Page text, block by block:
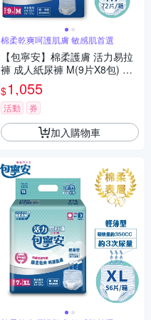
棉柔乾爽呵護肌膚 敏感肌首選
【包寧安】棉柔護膚 活力易拉
褲 成人紙尿褲 M(9片X8包) 箱
購
$1,055
活動 券
加入購物車